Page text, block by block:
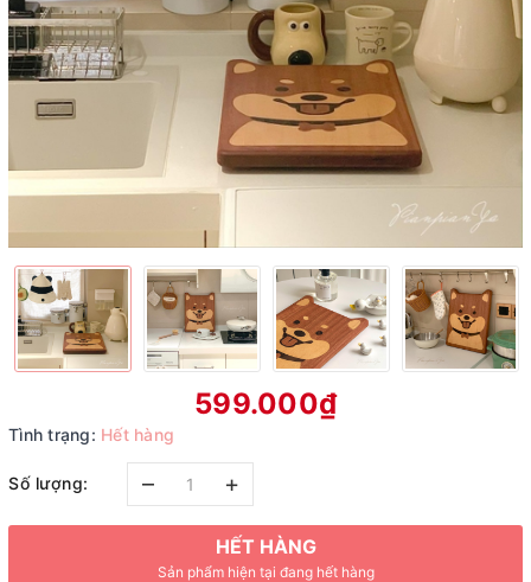
599.000₫
Tình trạng: Hết hàng
Số lượng: – +
HẾT HÀNG
Sản phẩm hiện tại đang hết hàng